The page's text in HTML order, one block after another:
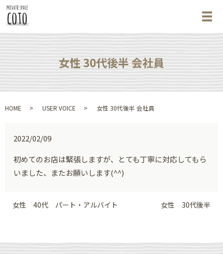
メ
女性 30代後半 会社員
HOME USER VOICE 女性 30代後半 会社員
2022/02/09
初めてのお店は緊張しますが、とても丁寧に対応してもら
いました、またお願いします(^^)
女性 40代 パート・アルバイト 女性 30代後半